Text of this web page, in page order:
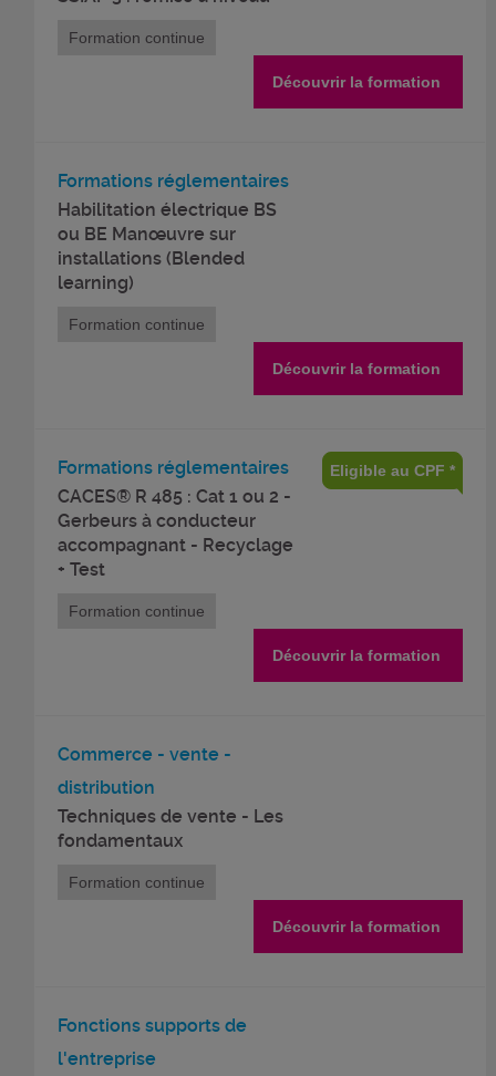
Formation continue
Découvrir la formation
Formations réglementaires
Habilitation électrique BS
ou BE Manœuvre sur
installations (Blended
learning)
Formation continue
Découvrir la formation
Formations réglementaires
CACES® R 485 : Cat 1 ou 2 -
Gerbeurs à conducteur
accompagnant - Recyclage
+ Test
Eligible au CPF *
Formation continue
Découvrir la formation
Commerce - vente -
distribution
Techniques de vente - Les
fondamentaux
Formation continue
Découvrir la formation
Fonctions supports de
l'entreprise